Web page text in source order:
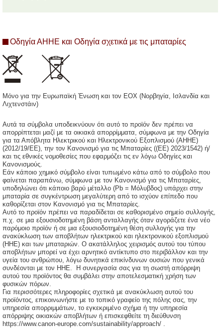
Οδηγία ΑΗΗΕ και Οδηγία σχετικά με τις μπαταρίες
Μόνο για την Ευρωπαϊκή Ένωση και τον ΕΟΧ (Νορβηγία, Ισλανδία και
Λιχτενστάιν)
Αυτά τα σύμβολα υποδεικνύουν ότι αυτό το προϊόν δεν πρέπει να
απορρίπτεται μαζί με τα οικιακά απορρίμματα, σύμφωνα με την Οδηγία
για τα Απόβλητα Ηλεκτρικού και Ηλεκτρονικού Εξοπλισμού (ΑΗΗΕ)
(2012/19/ΕΕ), την τον Κανονισμό για τις Μπαταρίες ((ΕΕ) 2023/1542) ή/
και τις εθνικές νομοθεσίες που εφαρμόζει τις εν λόγω Οδηγίες και
Κανονισμούς.
Εάν κάποιο χημικό σύμβολο είναι τυπωμένο κάτω από το σύμβολο που
φαίνεται παραπάνω, σύμφωνα με τον Κανονισμό για τις Μπαταρίες,
υποδηλώνει ότι κάποιο βαρύ μέταλλο (Pb = Μόλυβδος) υπάρχει στην
μπαταρία σε συγκέντρωση μεγαλύτερη από το ισχύον επίπεδο που
καθορίζεται στον Κανονισμό για τις Μπαταρίες.
Αυτό το προϊόν πρέπει να παραδίδεται σε καθορισμένο σημείο συλλογής,
π.χ. σε μια εξουσιοδοτημένη βάση ανταλλαγής όταν αγοράζετε ένα νέο
παρόμοιο προϊόν ή σε μια εξουσιοδοτημένη θέση συλλογής για την
ανακύκλωση των αποβλήτων ηλεκτρικού και ηλεκτρονικού εξοπλισμού
(ΗΗE) και των μπαταριών. Ο ακατάλληλος χειρισμός αυτού του τύπου
αποβλήτων μπορεί να έχει αρνητικό αντίκτυπο στο περιβάλλον και την
υγεία του ανθρώπου, λόγω δυνητικά επικίνδυνων ουσιών που γενικά
συνδέονται με τον ΗΗΕ. Η συνεργασία σας για τη σωστή απόρριψη
αυτού του προϊόντος θα συμβάλει στην αποτελεσματική χρήση των
φυσικών πόρων.
Για περισσότερες πληροφορίες σχετικά με ανακύκλωση αυτού του
προϊόντος, επικοινωνήστε με το τοπικό γραφείο της πόλης σας, την
υπηρεσία απορριμμάτων, το εγκεκριμένο σχήμα ή την υπηρεσία
απόρριψης οικιακών αποβλήτων ή επισκεφθείτε τη διεύθυνση
https://www.canon-europe.com/sustainability/approach/ .